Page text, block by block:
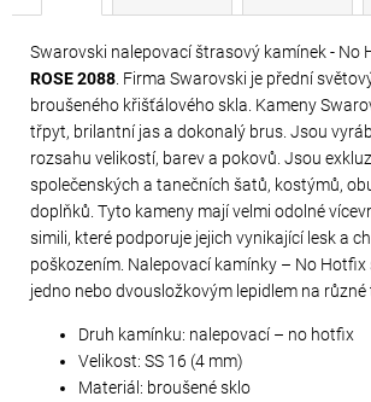
Swarovski nalepovací štrasový kamínek - No
ROSE 2088 . Firma Swarovski je přední
broušeného křišťálového skla. Kameny
třpyt, brilantní jas a dokonalý brus. Jsou
rozsahu velikostí, barev a pokovů. Jsou
společenských a tanečních šatů, kostýmů,
doplňků. Tyto kameny mají velmi odolné
simili, které podporuje jejich vynikající lesk a
poškozením. Nalepovací kamínky – No Hotfix
jedno nebo dvousložkovým lepidlem na různé
Druh kamínku: nalepovací – no hotfix
Velikost: SS 16 (4 mm)
Materiál: broušené sklo
69
Kč